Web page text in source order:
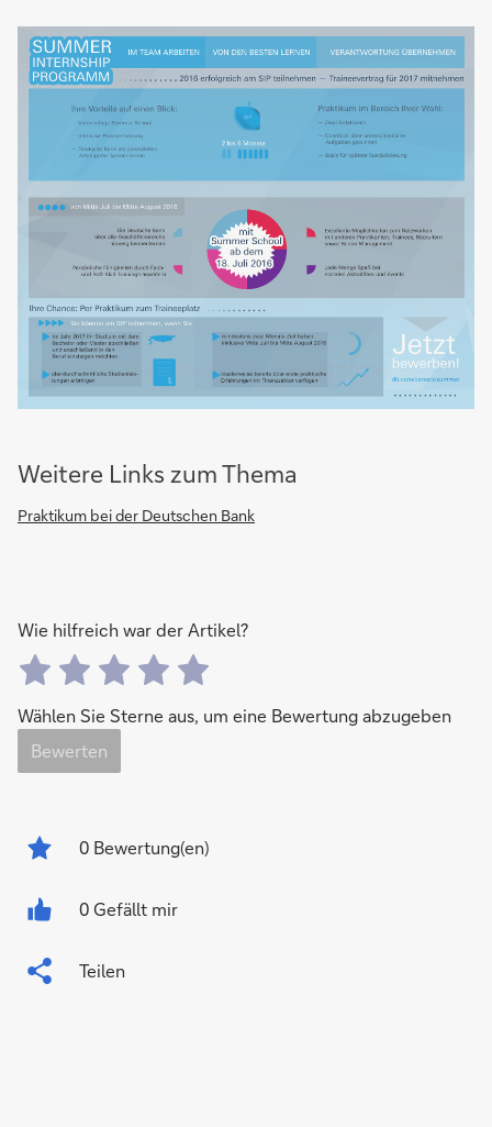
Weitere Links zum Thema
Praktikum bei der Deutschen Bank
Wie hilfreich war der Artikel?
Wählen Sie Sterne aus, um eine Bewertung abzugeben
Bewerten
0 Bewertung(en)
0 Gefällt mir
Teilen